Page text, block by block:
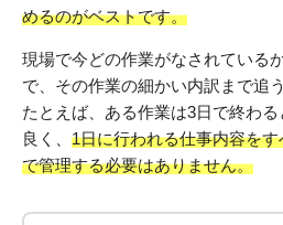
めるのがベストです。
現場で今どの作業がなされている
で、その作業の細かい内訳まで追
たとえば、ある作業は3日で終わ
良く、 1日に行われる仕事内容を
で管理する必要はありません。